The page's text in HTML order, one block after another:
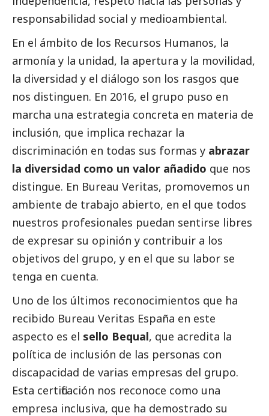
responsabilidad social y medioambiental.
En el ámbito de los Recursos Humanos, la
armonía y la unidad, la apertura y la movilidad,
la diversidad y el diálogo son los rasgos que
nos distinguen. En 2016, el grupo puso en
marcha una estrategia concreta en materia de
inclusión, que implica rechazar la
discriminación en todas sus formas y abrazar
la diversidad como un valor añadido que nos
distingue. En Bureau Veritas, promovemos un
ambiente de trabajo abierto, en el que todos
nuestros profesionales puedan sentirse libres
de expresar su opinión y contribuir a los
objetivos del grupo, y en el que su labor se
tenga en cuenta.
Uno de los últimos reconocimientos que ha
recibido Bureau Veritas España en este
aspecto es el sello Bequal, que acredita la
política de inclusión de las personas con
discapacidad de varias empresas del grupo.
Esta certificación nos reconoce como una
empresa inclusiva, que ha demostrado su